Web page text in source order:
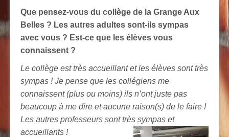
Que pensez-vous du collège de la Grange Aux
Belles ? Les autres adultes sont-ils sympas
avec vous ? Est-ce que les élèves vous
connaissent ?
Le collège est très accueillant et les élèves sont très
sympas ! Je pense que les collégiens me
connaissent (plus ou moins) ils n’ont juste pas
beaucoup à me dire et aucune raison(s) de le faire !
Les autres professeurs sont très sympas et
accueillants !